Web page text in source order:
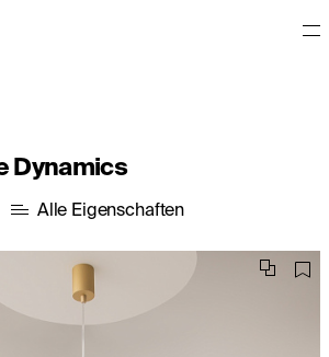
Dynamics
Alle Eigenschaften